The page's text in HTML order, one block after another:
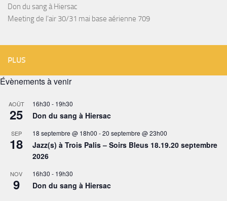
Don du sang à Hiersac
Meeting de l’air 30/31 mai base aérienne 709
PLUS
Évènements à venir
AOÛT
25
16h30 - 19h30
Don du sang à Hiersac
SEP
18
18 septembre @ 18h00 -20 septembre @ 23h00
Jazz(s) à Trois Palis – Soirs Bleus 18.19.20 septembre
2026
NOV
9
16h30 - 19h30
Don du sang à Hiersac